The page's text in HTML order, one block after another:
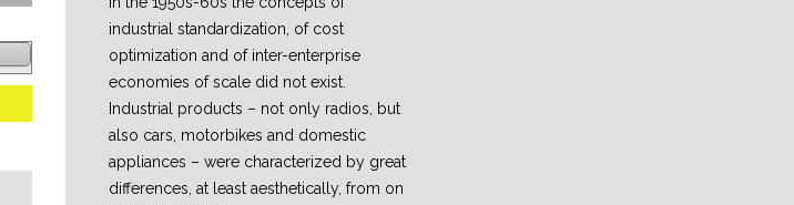
industrial standardization, of cost
optimization and of inter-enterprise
economies of scale did not exist.
Industrial products – not only radios, but
also cars, motorbikes and domestic
appliances – were characterized by great
differences, at least aesthetically, from on